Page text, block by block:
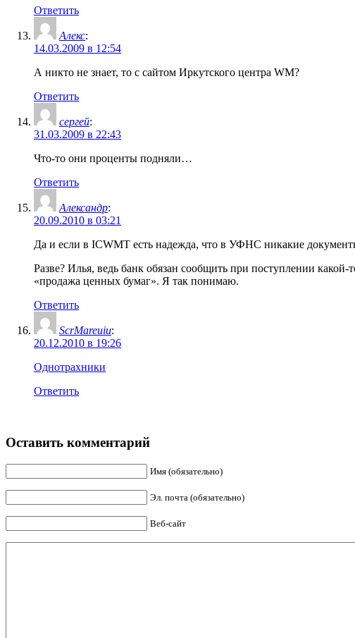
Ответить
Алекс:
14.03.2009 в 12:54
А никто не знает, то с сайтом Иркутского центра WM?
Ответить
сергей:
31.03.2009 в 22:43
Что-то они проценты подняли…
Ответить
Александр:
20.09.2010 в 03:21
Да и если в ICWMT есть надежда, что в УФНС никакие
Разве? Илья, ведь банк обязан сообщить при поступлении
«продажа ценных бумаг». Я так понимаю.
Ответить
ScrMareuiu:
20.12.2010 в 19:26
Oднотрахники
Ответить
Оставить комментарий
Имя (обязательно)
Эл. почта (обязательно)
Веб-сайт